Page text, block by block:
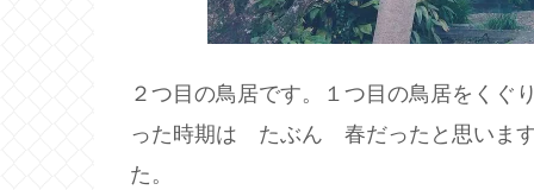
２つ目の鳥居です。１つ目の鳥居をく
った時期は たぶん 春だったと思いま
た。